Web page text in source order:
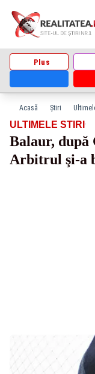
Plus
Acasă Știri
ULTIMELE STIRI ·
Balaur, după
Arbitrul şi-a